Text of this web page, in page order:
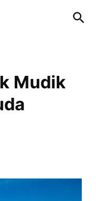
Mudik